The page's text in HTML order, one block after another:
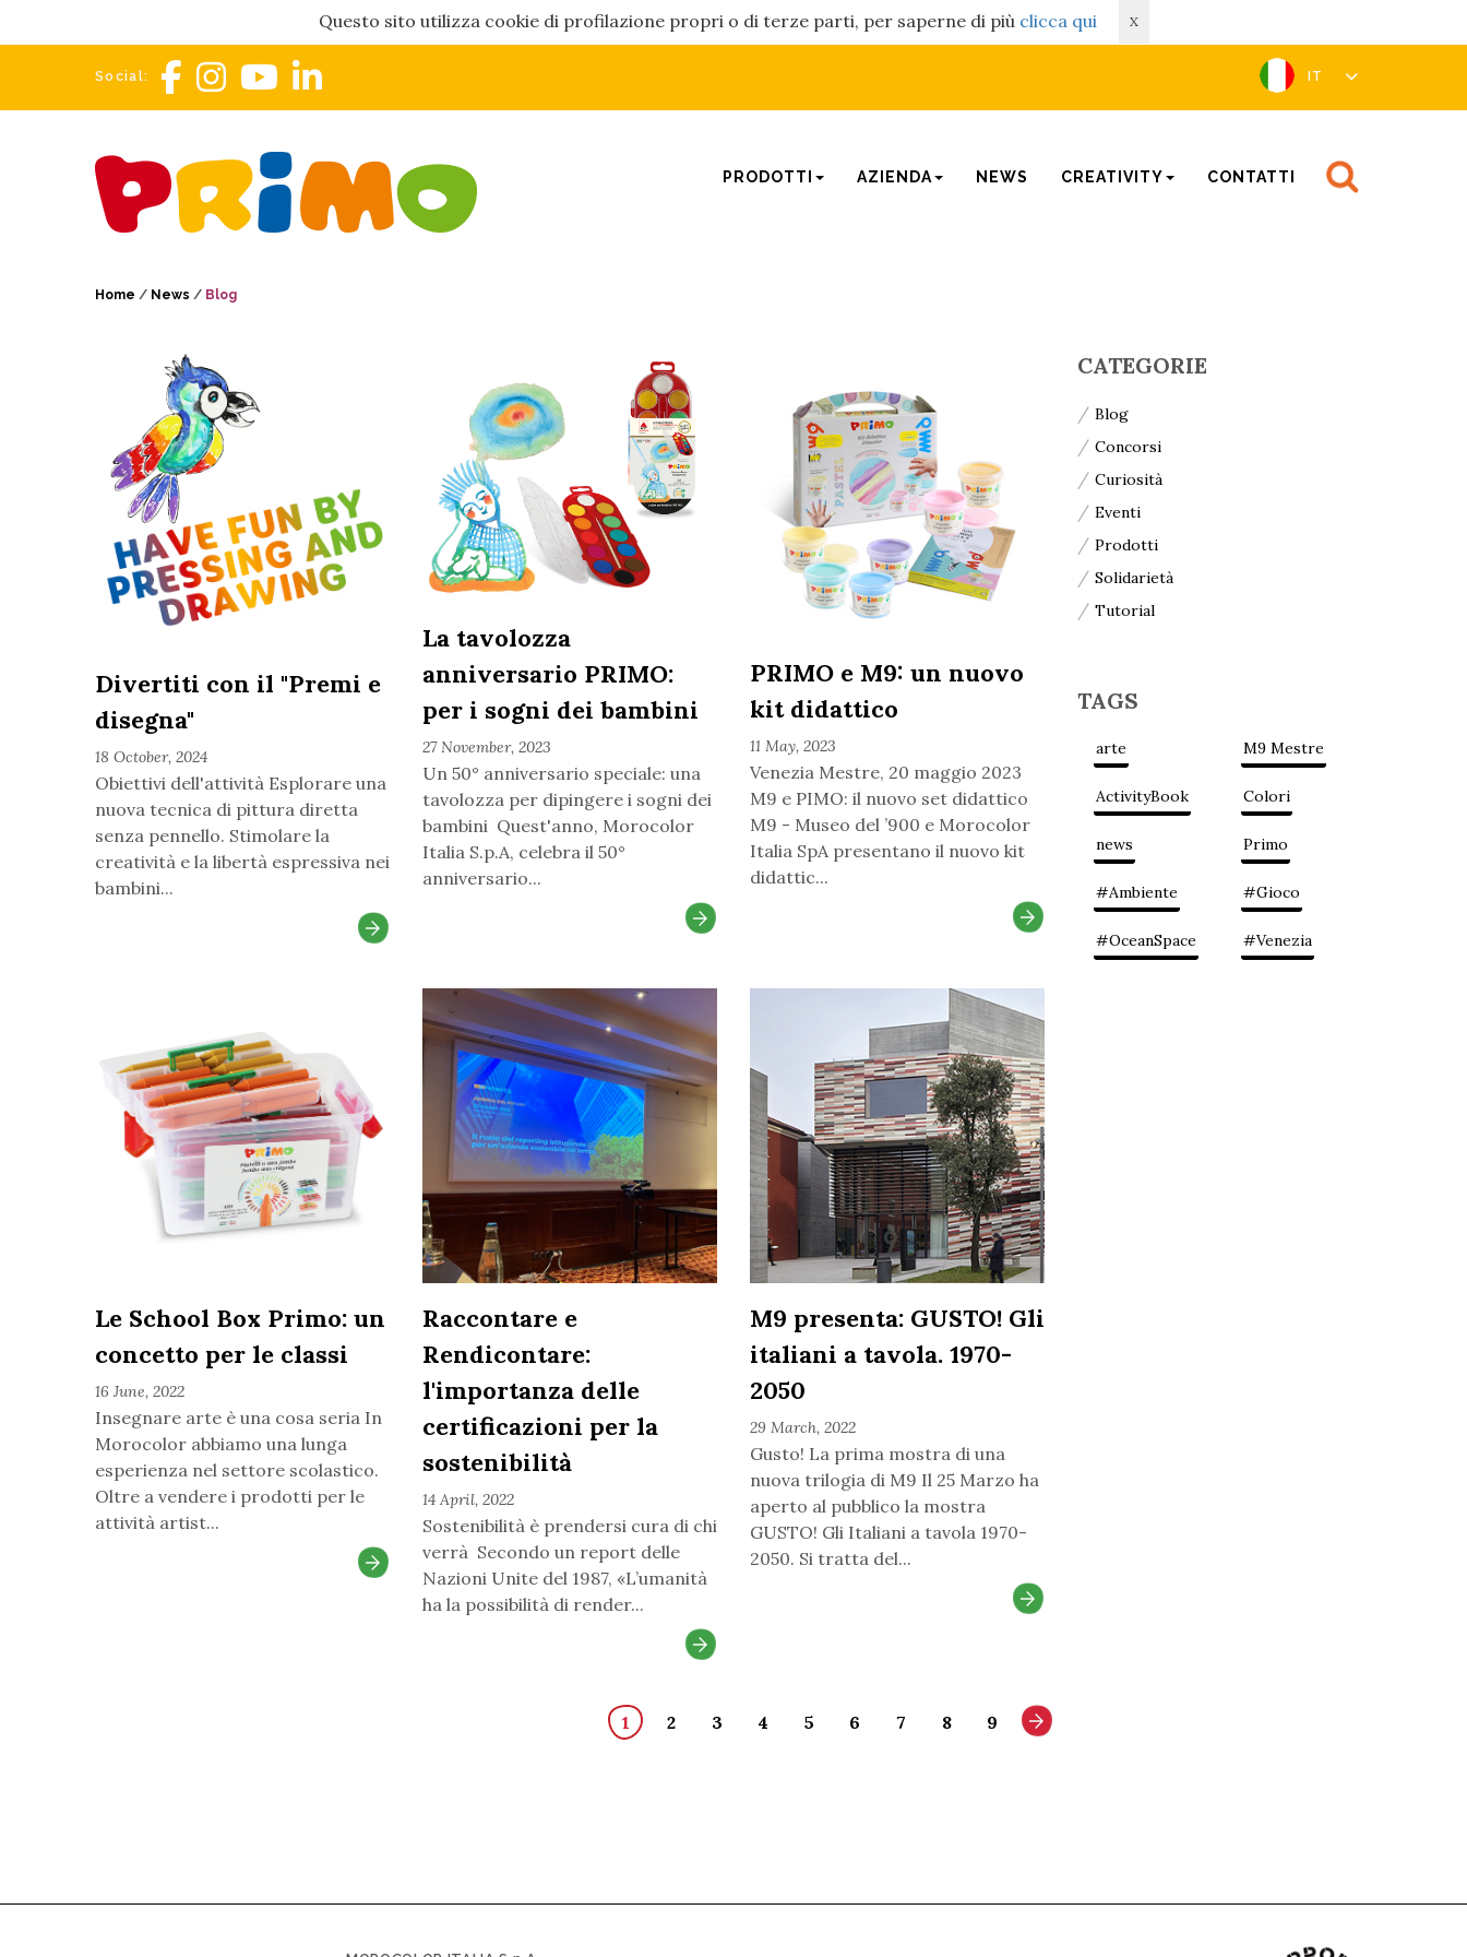
Questo sito utilizza cookie di profilazione propri o di terze parti, per saperne di più clicca qui X
Social: IT
PRODOTTI AZIENDA NEWS CREATIVITY CONTATTI
Home / News / Blog
Divertiti con il "Premi e
disegna"
18 October, 2024
Obiettivi dell'attività Esplorare una
nuova tecnica di pittura diretta
senza pennello. Stimolare la
creatività e la libertà espressiva nei
bambini...
La tavolozza
anniversario PRIMO:
per i sogni dei bambini
27 November, 2023
Un 50° anniversario speciale: una
tavolozza per dipingere i sogni dei
bambini Quest'anno, Morocolor
Italia S.p.A, celebra il 50°
anniversario...
PRIMO e M9: un nuovo
kit didattico
11 May, 2023
Venezia Mestre, 20 maggio 2023
M9 e PIMO: il nuovo set didattico
M9 - Museo del ’900 e Morocolor
Italia SpA presentano il nuovo kit
didattic...
Le School Box Primo: un
concetto per le classi
16 June, 2022
Insegnare arte è una cosa seria In
Morocolor abbiamo una lunga
esperienza nel settore scolastico.
Oltre a vendere i prodotti per le
attività artist...
Raccontare e
Rendicontare:
l'importanza delle
certificazioni per la
sostenibilità
14 April, 2022
Sostenibilità è prendersi cura di chi
verrà Secondo un report delle
Nazioni Unite del 1987, «L’umanità
ha la possibilità di render...
M9 presenta: GUSTO! Gli
italiani a tavola. 1970-
2050
29 March, 2022
Gusto! La prima mostra di una
nuova trilogia di M9 Il 25 Marzo ha
aperto al pubblico la mostra
GUSTO! Gli Italiani a tavola 1970-
2050. Si tratta del...
1 2 3 4 5 6 7 8 9
CATEGORIE
Blog
Concorsi
Curiosità
Eventi
Prodotti
Solidarietà
Tutorial
TAGS
arte M9 Mestre
ActivityBook Colori
news Primo
#Ambiente #Gioco
#OceanSpace #Venezia